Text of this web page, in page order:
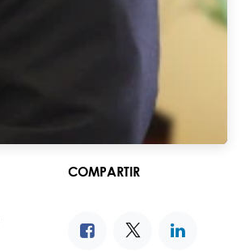
COMPARTIR